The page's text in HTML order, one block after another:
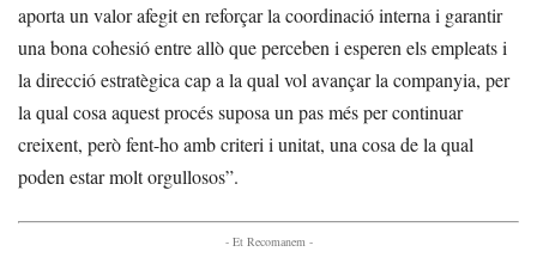
aporta un valor afegit en reforçar la coordinació interna i garantir
una bona cohesió entre allò que perceben i esperen els empleats i
la direcció estratègica cap a la qual vol avançar la companyia, per
la qual cosa aquest procés suposa un pas més per continuar
creixent, però fent-ho amb criteri i unitat, una cosa de la qual
poden estar molt orgullosos”.
- Et Recomanem -